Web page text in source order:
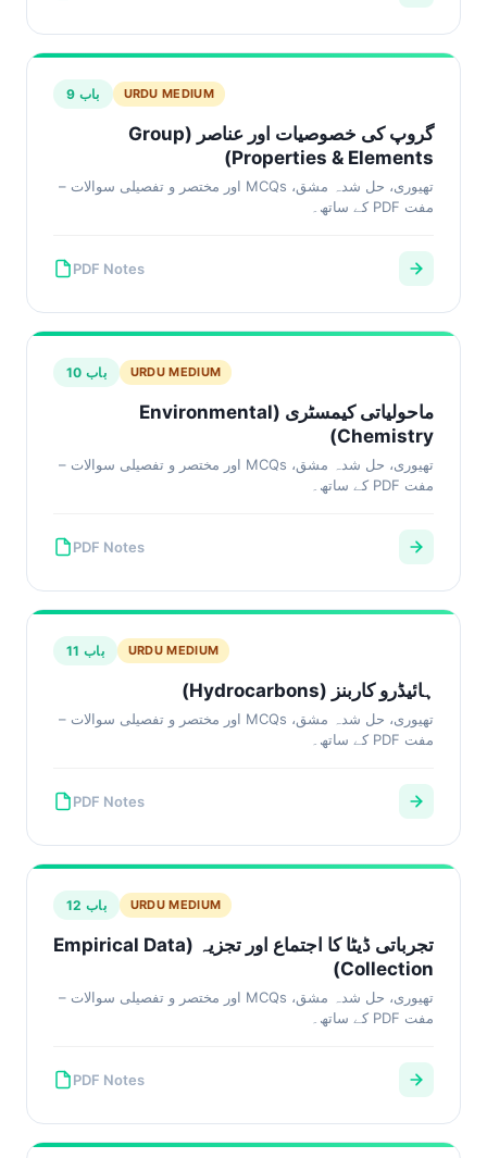
باب 9 URDU MEDIUM
گروپ کی خصوصیات اور عناصر (Group
Properties & Elements)
تھیوری، حل شدہ مشق، MCQs اور مختصر و تفصیلی سوالات –
مفت PDF کے ساتھ۔
PDF Notes
باب 10 URDU MEDIUM
ماحولیاتی کیمسٹری (Environmental
Chemistry)
تھیوری، حل شدہ مشق، MCQs اور مختصر و تفصیلی سوالات –
مفت PDF کے ساتھ۔
PDF Notes
باب 11 URDU MEDIUM
ہائیڈرو کاربنز (Hydrocarbons)
تھیوری، حل شدہ مشق، MCQs اور مختصر و تفصیلی سوالات –
مفت PDF کے ساتھ۔
PDF Notes
باب 12 URDU MEDIUM
تجرباتی ڈیٹا کا اجتماع اور تجزیہ (Empirical Data
Collection)
تھیوری، حل شدہ مشق، MCQs اور مختصر و تفصیلی سوالات –
مفت PDF کے ساتھ۔
PDF Notes